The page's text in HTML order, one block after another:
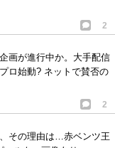
2
画が進行中か。大手配信
ロ始動? ネットで賛否の
2
その理由は…赤ベンツ王